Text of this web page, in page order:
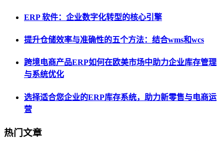
ERP 软件：企业数字化转型的核心引擎
提升仓储效率与准确性的五个方法：结合wms和wcs
跨境电商产品ERP如何在欧美市场中助力企业库存管理
与系统优化
选择适合您企业的ERP库存系统，助力新零售与电商运
营
热门文章